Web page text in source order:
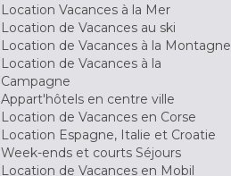
Location Vacances à la Mer
Location de Vacances au ski
Location de Vacances à la Montagne
Location de Vacances à la
Campagne
Appart'hôtels en centre ville
Location de Vacances en Corse
Location Espagne, Italie et Croatie
Week-ends et courts Séjours
Location de Vacances en Mobil